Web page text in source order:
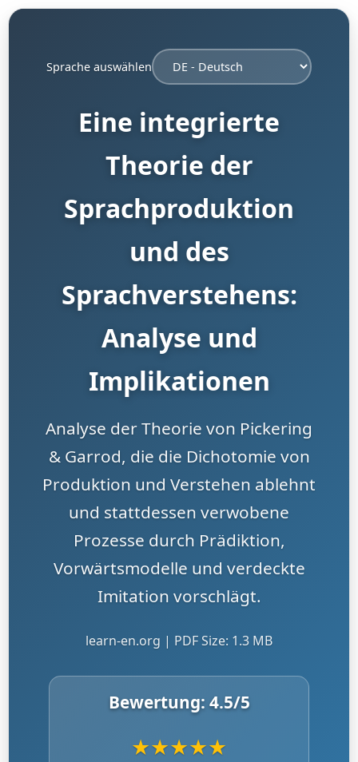
Sprache auswählen
Eine integrierte
Theorie der
Sprachproduktion
und des
Sprachverstehens:
Analyse und
Implikationen
Analyse der Theorie von Pickering
& Garrod, die die Dichotomie von
Produktion und Verstehen ablehnt
und stattdessen verwobene
Prozesse durch Prädiktion,
Vorwärtsmodelle und verdeckte
Imitation vorschlägt.
learn-en.org | PDF Size: 1.3 MB
Bewertung: 4.5/5
★★★★★